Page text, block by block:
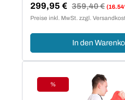
Neopren bietet den
komfortable
Verkaufspreis:
299,95 € Regulärer Preis:
359,40 €
Preise inkl. MwSt. zzgl.
In den
Rabatt
%